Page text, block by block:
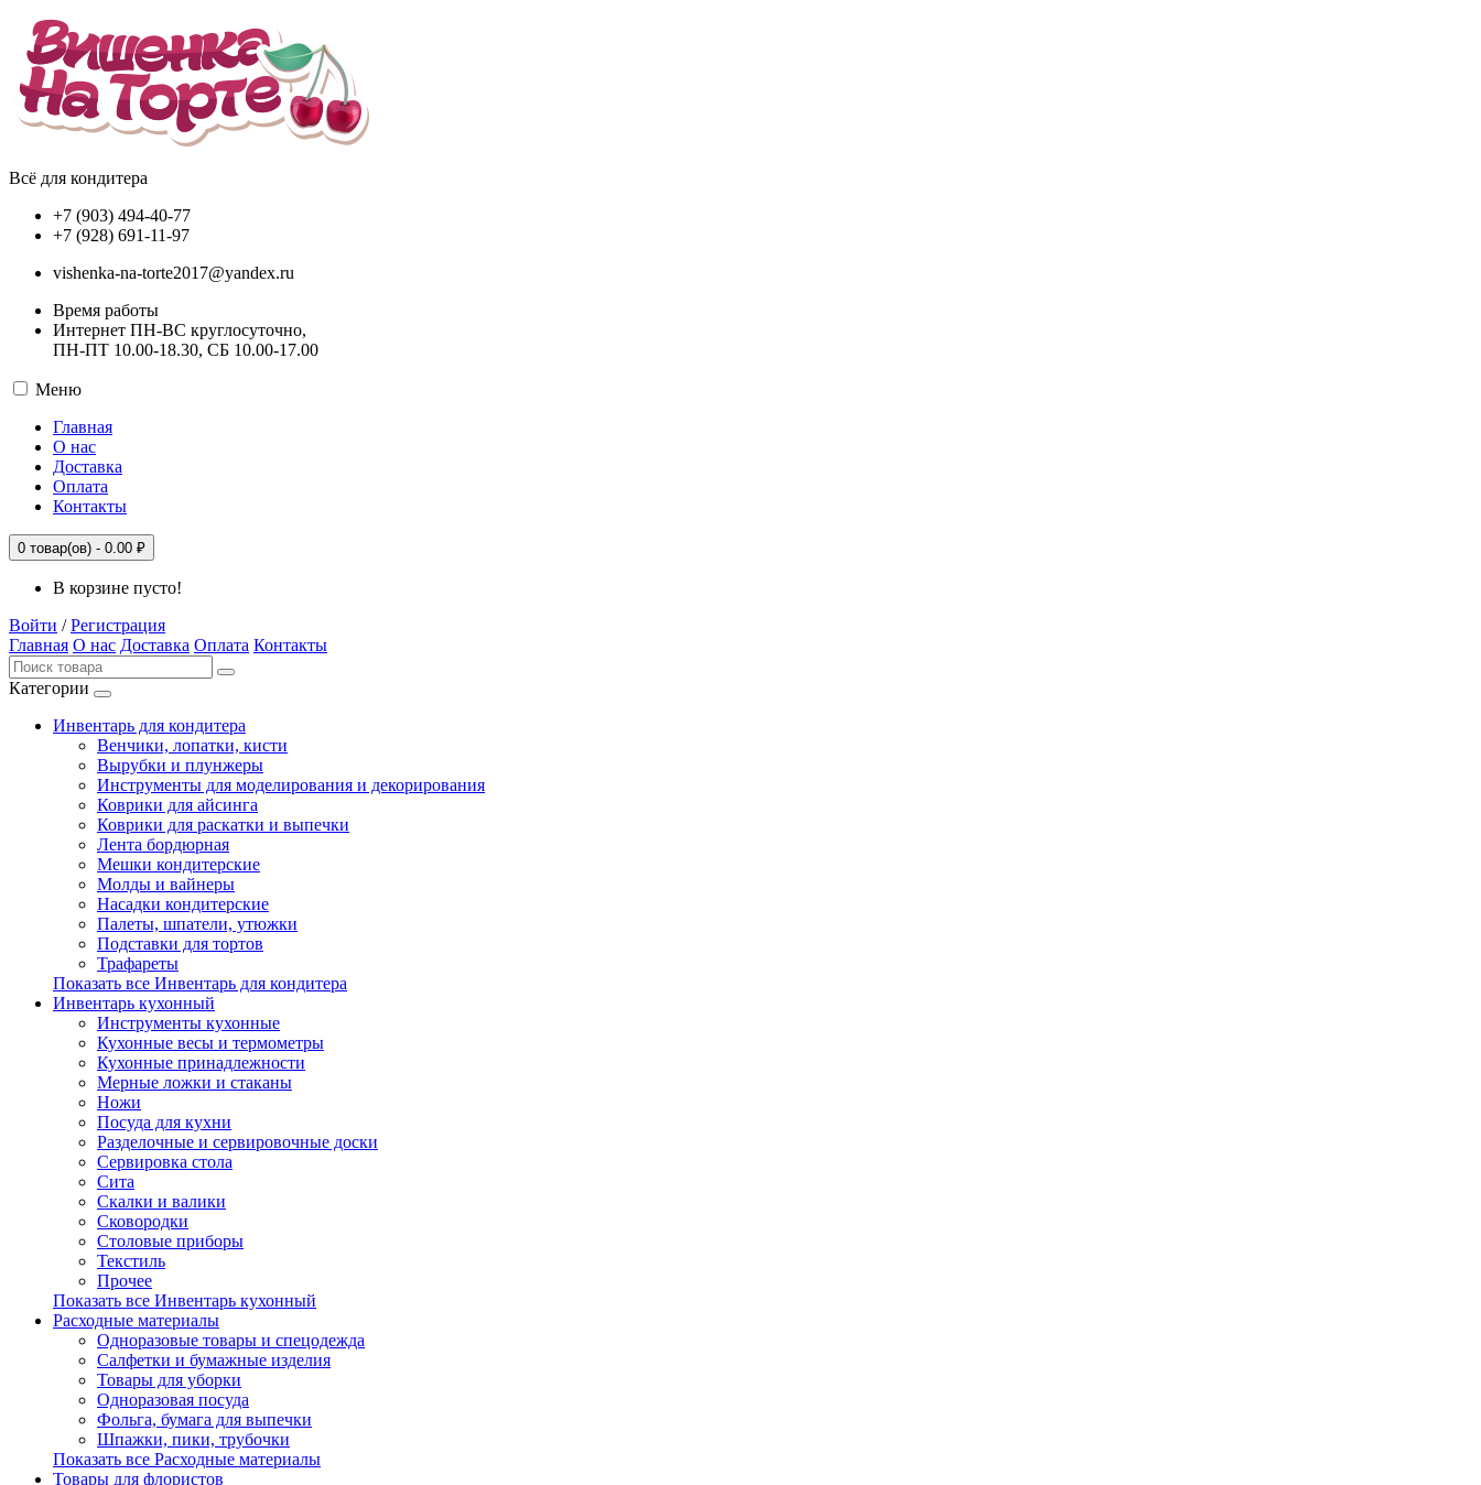
Всё для кондитера
+7 (903) 494-40-77
+7 (928) 691-11-97
vishenka-na-torte2017@yandex.ru
Время работы
Интернет ПН-ВС круглосуточно,
ПН-ПТ 10.00-18.30, СБ 10.00-17.00
Меню
Главная
О нас
Доставка
Оплата
Контакты
0 товар(ов) - 0.00 ₽
В корзине пусто!
Войти /Регистрация
Главная О нас Доставка Оплата Контакты
Категории
Инвентарь для кондитера
Венчики, лопатки, кисти
Вырубки и плунжеры
Инструменты для моделирования и декорирования
Коврики для айсинга
Коврики для раскатки и выпечки
Лента бордюрная
Мешки кондитерские
Молды и вайнеры
Насадки кондитерские
Палеты, шпатели, утюжки
Подставки для тортов
Трафареты
Показать все Инвентарь для кондитера
Инвентарь кухонный
Инструменты кухонные
Кухонные весы и термометры
Кухонные принадлежности
Мерные ложки и стаканы
Ножи
Посуда для кухни
Разделочные и сервировочные доски
Сервировка стола
Сита
Скалки и валики
Сковородки
Столовые приборы
Текстиль
Прочее
Показать все Инвентарь кухонный
Расходные материалы
Одноразовые товары и спецодежда
Салфетки и бумажные изделия
Товары для уборки
Одноразовая посуда
Фольга, бумага для выпечки
Шпажки, пики, трубочки
Показать все Расходные материалы
Товары для флористов